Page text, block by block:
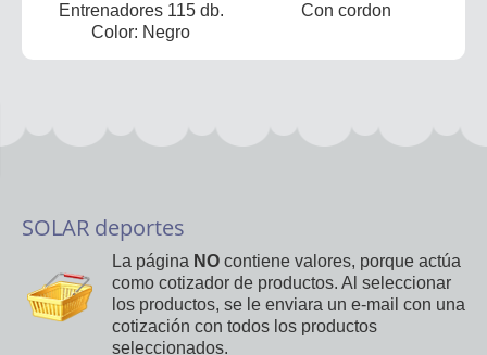
Entrenadores 115 db.
Color: Negro
Con cordon
SOLAR deportes
La página NO contiene valores, porque actúa
como cotizador de productos. Al seleccionar
los productos, se le enviara un e-mail con una
cotización con todos los productos
seleccionados.